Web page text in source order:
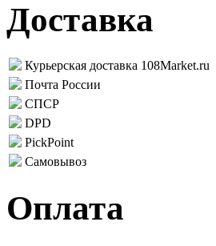
Доставка
Курьерская доставка 108Market.ru
Почта России
СПСР
DPD
PickPoint
Самовывоз
Оплата